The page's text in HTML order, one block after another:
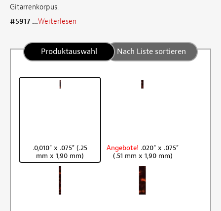
Gitarrenkorpus.
#5917 ...Weiterlesen
Produktauswahl Nach Liste sortieren
.0,010" x .075" (.25
mm x 1,90 mm)
Angebote! .020" x .075"
(.51 mm x 1,90 mm)